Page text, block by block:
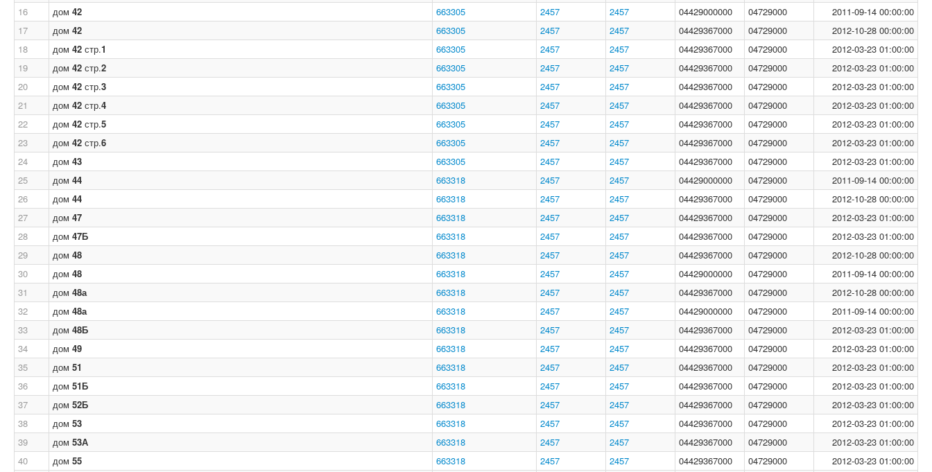
16
дом 42 663305 2457 2457 04429000000 04729000
2011-09-14 00:00:00
17
дом 42 663305 2457 2457 04429367000 04729000
2012-10-28 00:00:00
18
дом 42 стр.1 663305 2457 2457 04429367000 04729000
2012-03-23 01:00:00
19
дом 42 стр.2 663305 2457 2457 04429367000 04729000
2012-03-23 01:00:00
20
дом 42 стр.3 663305 2457 2457 04429367000 04729000
2012-03-23 01:00:00
21
дом 42 стр.4 663305 2457 2457 04429367000 04729000
2012-03-23 01:00:00
22
дом 42 стр.5 663305 2457 2457 04429367000 04729000
2012-03-23 01:00:00
23
дом 42 стр.6 663305 2457 2457 04429367000 04729000
2012-03-23 01:00:00
24
дом 43 663305 2457 2457 04429367000 04729000
2012-03-23 01:00:00
25
дом 44 663318 2457 2457 04429000000 04729000
2011-09-14 00:00:00
26
дом 44 663318 2457 2457 04429367000 04729000
2012-10-28 00:00:00
27
дом 47 663318 2457 2457 04429367000 04729000
2012-03-23 01:00:00
28
дом 47Б 663318 2457 2457 04429367000 04729000
2012-03-23 01:00:00
29
дом 48 663318 2457 2457 04429367000 04729000
2012-10-28 00:00:00
30
дом 48 663318 2457 2457 04429000000 04729000
2011-09-14 00:00:00
31
дом 48а 663318 2457 2457 04429367000 04729000
2012-10-28 00:00:00
32
дом 48а 663318 2457 2457 04429000000 04729000
2011-09-14 00:00:00
33
дом 48Б 663318 2457 2457 04429367000 04729000
2012-03-23 01:00:00
34
дом 49 663318 2457 2457 04429367000 04729000
2012-03-23 01:00:00
35
дом 51 663318 2457 2457 04429367000 04729000
2012-03-23 01:00:00
36
дом 51Б 663318 2457 2457 04429367000 04729000
2012-03-23 01:00:00
37
дом 52Б 663318 2457 2457 04429367000 04729000
2012-03-23 01:00:00
38
дом 53 663318 2457 2457 04429367000 04729000
2012-03-23 01:00:00
39
дом 53А 663318 2457 2457 04429367000 04729000
2012-03-23 01:00:00
40
дом 55 663318 2457 2457 04429367000 04729000
2012-03-23 01:00:00